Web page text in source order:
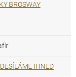
BROSWAY
IHNED